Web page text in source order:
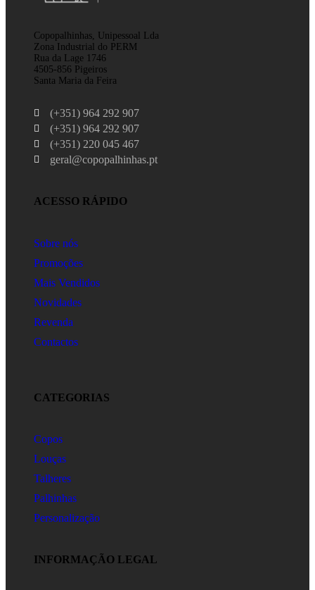
Copopalhinhas, Unipessoal Lda
Zona Industrial do PERM
Rua da Lage 1746
4505-856 Pigeiros
Santa Maria da Feira
(+351) 964 292 907
(+351) 964 292 907
(+351) 220 045 467
geral@copopalhinhas.pt
ACESSO RÁPIDO
Sobre nós
Promoções
Mais Vendidos
Novidades
Revenda
Contactos
CATEGORIAS
Copos
Louças
Talheres
Palhinhas
Personalização
INFORMAÇÃO LEGAL